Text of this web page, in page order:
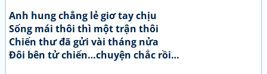
Anh hung chẳng lẻ giơ tay chịu
Sống mái thôi thì một trận thôi
Chiến thư đã gửi vài tháng nửa
Đôi bên tử chiến…chuyện chắc rồi…